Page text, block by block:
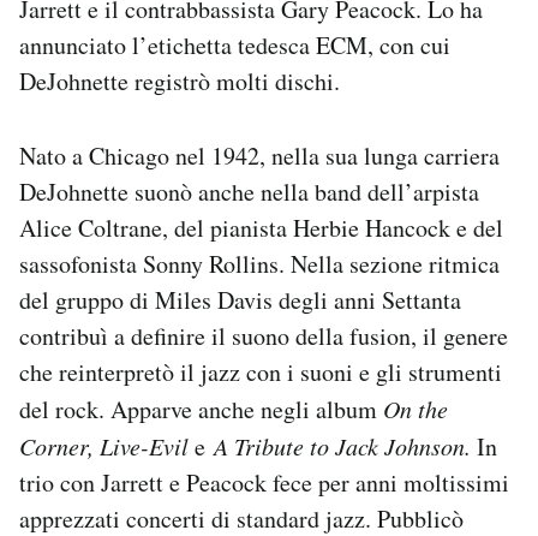
CALENDARIO
Area Personale
Newsletter
Notifiche mobile
Regala il Post
Hai bisogno di aiuto?
Esci
Jarrett e il contrabbassista Gary Peacock. Lo ha
annunciato l’etichetta tedesca ECM, con cui
DeJohnette registrò molti dischi.
Nato a Chicago nel 1942, nella sua lunga carriera
DeJohnette suonò anche nella band dell’arpista
Alice Coltrane, del pianista Herbie Hancock e del
sassofonista Sonny Rollins. Nella sezione ritmica
del gruppo di Miles Davis degli anni Settanta
contribuì a definire il suono della fusion, il genere
che reinterpretò il jazz con i suoni e gli strumenti
del rock. Apparve anche negli album On the
Corner, Live-EvileA Tribute to Jack Johnson. In
trio con Jarrett e Peacock fece per anni moltissimi
apprezzati concerti di standard jazz. Pubblicò